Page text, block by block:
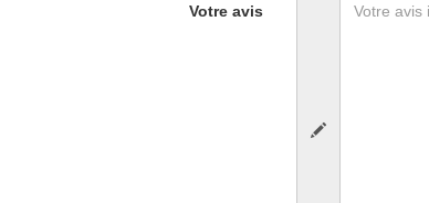
Votre avis